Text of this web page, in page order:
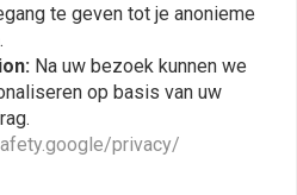
de regelgeving aangeeft dat
E-gekeurde uitlaatdemper
controle doorgaans alleen getest
uitlaat moet dus ten alle
keurmerk, het geluidsniveau is
te geven tot je anonieme
Na uw bezoek kunnen we
op basis van uw
privacy/